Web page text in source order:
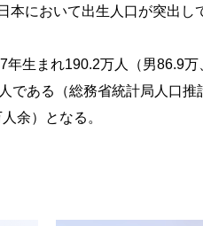
において出生人口が突出し
年生まれ190.2万人（男86.9万
である（総務省統計局人口推
余）となる。